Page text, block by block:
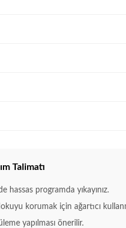
Talimatı
hassas programda yıkayınız.
korumak için ağartıcı
yapılması önerilir.